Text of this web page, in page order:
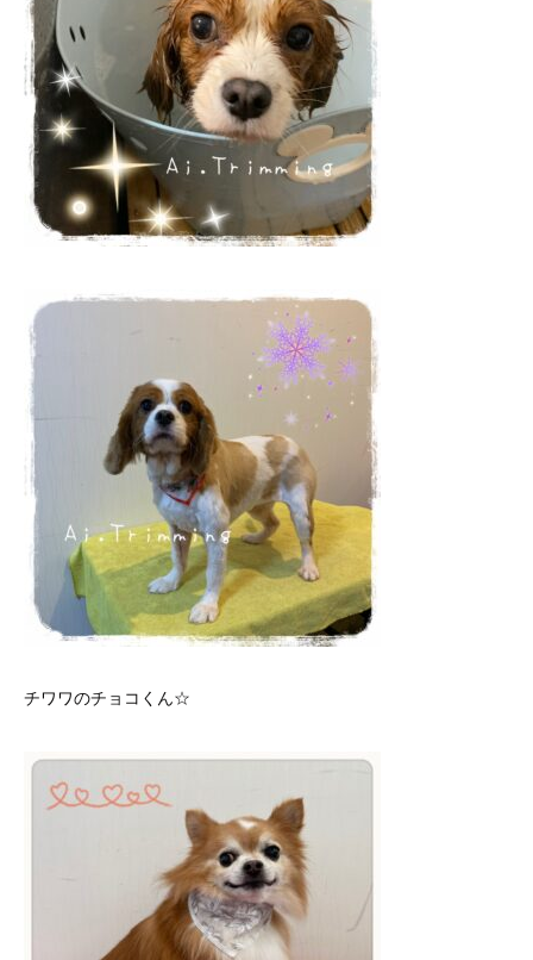
チワワのチョコくん☆